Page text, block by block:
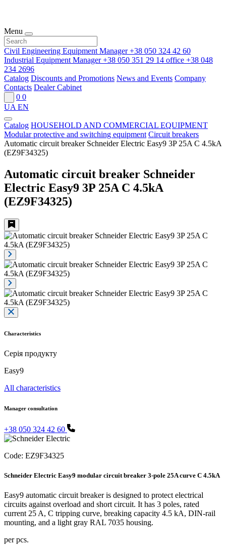
Menu
Civil Engineering Equipment Manager+38 050 324 42 60
Industrial Equipment Manager+38 050 351 29 14 office +38 048
234 2696
Catalog Discounts and Promotions News and Events Company
Contacts Dealer Cabinet
0 0
UA EN
Catalog HOUSEHOLD AND COMMERCIAL EQUIPMENT
Modular protective and switching equipment Circuit breakers
Automatic circuit breaker Schneider Electric Easy9 3P 25A C 4.5kA
(EZ9F34325)
Automatic circuit breaker Schneider
Electric Easy9 3P 25A C 4.5kA
(EZ9F34325)
Characteristics
Серія продукту
Easy9
All characteristics
Manager consultation
+38 050 324 42 60
Code: EZ9F34325
Schneider Electric Easy9 modular circuit breaker 3-pole 25A curve C 4.5kA
Easy9 automatic circuit breaker is designed to protect electrical
circuits against overload and short circuit. It has 3 poles, rated
current 25 A, C tripping curve, breaking capacity 4.5 kA, DIN-rail
mounting, and a light gray RAL 7035 housing.
per pcs.